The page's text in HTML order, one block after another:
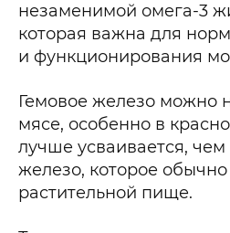
незаменимой омега-3
которая важна для
и функционирования
Гемовое железо можно
мясе, особенно в
лучше усваивается,
железо, которое
растительной пище.